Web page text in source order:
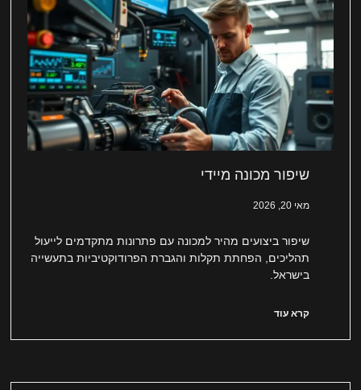
שיפור מכונה מיידי
מאי 20, 2026
שיפור ביצועים מהיר למכונה עם פתרונות מתקדמים לייעול
תהליכים, הפחתת תקלות והגברת הפרודוקטיביות בתעשייה
בישראל.
קרא עוד